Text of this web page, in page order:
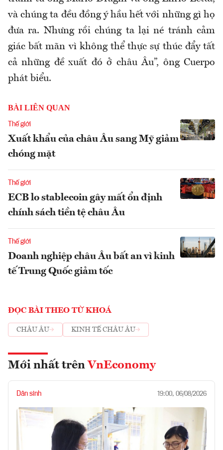
và chúng ta đều đồng ý hầu hết với những gì họ
đưa ra. Nhưng rồi chúng ta lại né tránh cảm
giác bất mãn vì không thể thực sự thúc đẩy tất
cả những đề xuất đó ở châu Âu”, ông Cuerpo
phát biểu.
BÀI LIÊN QUAN
Thế giới
Xuất khẩu của châu Âu sang Mỹ giảm
chóng mặt
Thế giới
ECB lo stablecoin gây mất ổn định
chính sách tiền tệ châu Âu
Thế giới
Doanh nghiệp châu Âu bất an vì kinh
tế Trung Quốc giảm tốc
ĐỌC BÀI THEO TỪ KHOÁ
CHÂU ÂU KINH TẾ CHÂU ÂU
Mới nhất trên VnEconomy
Dân sinh 19:00, 06/08/2026